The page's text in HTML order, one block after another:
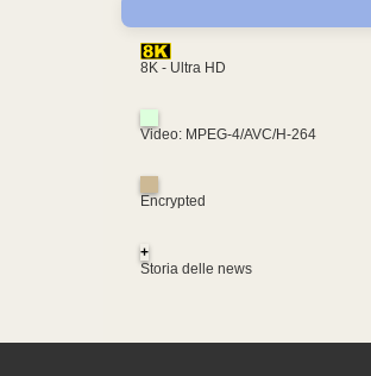
8K - Ultra HD
Video: MPEG-4/AVC/H-264
Encrypted
+
Storia delle news